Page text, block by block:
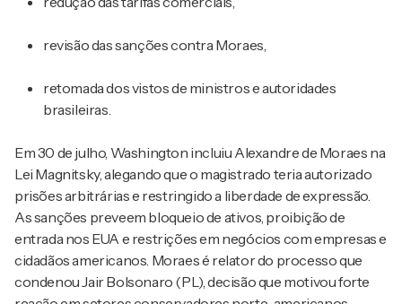
revisão das sanções contra Moraes,
retomada dos vistos de ministros e autoridades
brasileiras.
Em 30 de julho, Washington incluiu Alexandre de Moraes na
Lei Magnitsky, alegando que o magistrado teria autorizado
prisões arbitrárias e restringido a liberdade de expressão.
As sanções preveem bloqueio de ativos, proibição de
entrada nos EUA e restrições em negócios com empresas e
cidadãos americanos. Moraes é relator do processo que
condenou Jair Bolsonaro (PL), decisão que motivou forte